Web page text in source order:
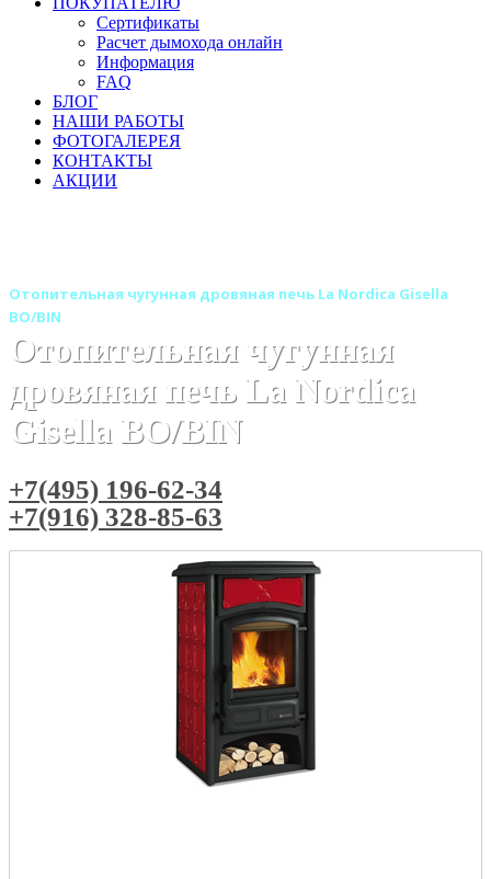
Сертификаты
Расчет дымохода онлайн
Информация
FAQ
БЛОГ
НАШИ РАБОТЫ
ФОТОГАЛЕРЕЯ
КОНТАКТЫ
АКЦИИ
(Италия)
Отопительная чугунная дровяная печь La Nordica Gisella
BO/BIN
Отопительная чугунная
дровяная печь La Nordica
Gisella BO/BIN
+7(495) 196-62-34
+7(916) 328-85-63